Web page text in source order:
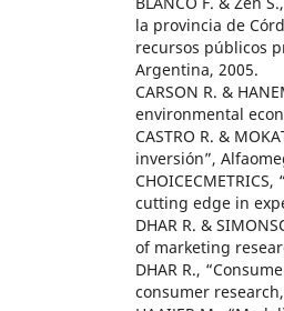
la provincia de
recursos públicos
Argentina, 2005.
CARSON R. &
environmental
CASTRO R. &
inversión”,
cutting edge in
DHAR R. &
of marketing
DHAR R.,
consumer